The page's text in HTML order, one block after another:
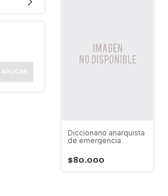
APLICAR
Diccionario anarquista
de emergencia
$80.000